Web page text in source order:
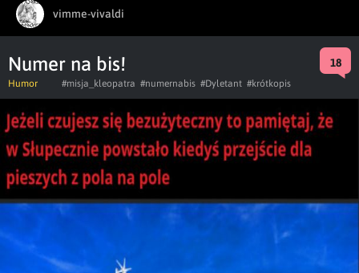
vimme-vivaldi
Numer na bis! 18
Humor #misja_kleopatra #numernabis #Dyletant #krótkopis